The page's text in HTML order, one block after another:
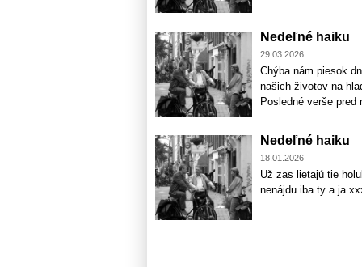
Nedeľné haiku
29.03.2026
Chýba nám piesok
našich životov na
Posledné verše
Nedeľné haiku
18.01.2026
Už zas lietajú tie
nenájdu iba ty a ja